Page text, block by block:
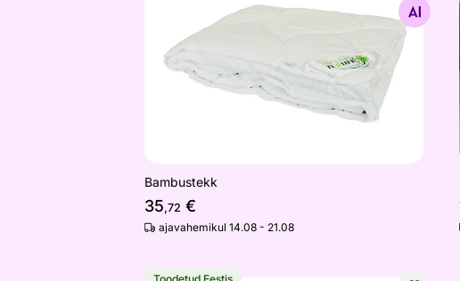
Otsi sarnaseid
Bambustekk
35,72 €
ajavahemikul 14.08 - 21.08